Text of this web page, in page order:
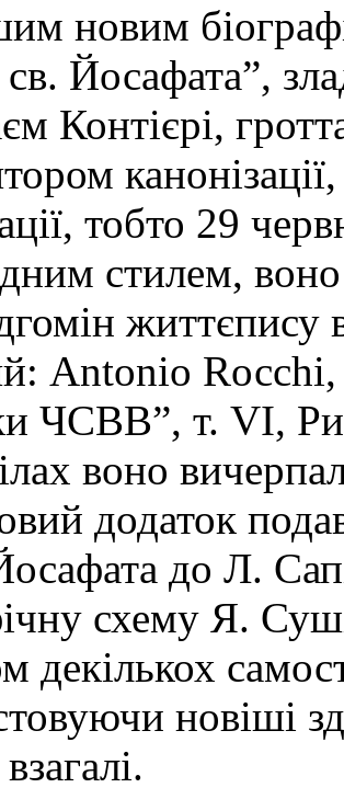
новим
Йосафата”,
Контієрі,
тобто 29
стилем,
життєпису
Аntоnіо
ЧСВВ”, т. VI,
воно
додаток
до Л.
схему Я.
декількох
новіші